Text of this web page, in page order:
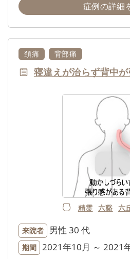
症例の詳細
頚痛 背部痛
寝違えが治らず背中
精霊 六谿 六
来院者 男性 30 代
期間 2021年10月 ～ 2021